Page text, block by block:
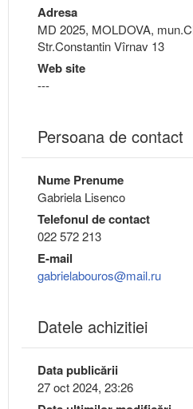
Adresa
MD 2025, MOLDOVA,
Str.Constantin Vîrnav 13
Web site
---
Persoana de contact
Nume Prenume
Gabriela Lisenco
Telefonul de contact
022 572 213
E-mail
gabrielabouros@mail.ru
Datele achizitiei
Data publicării
27 oct 2024, 23:26